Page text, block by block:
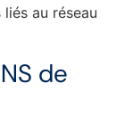
au réseau
de